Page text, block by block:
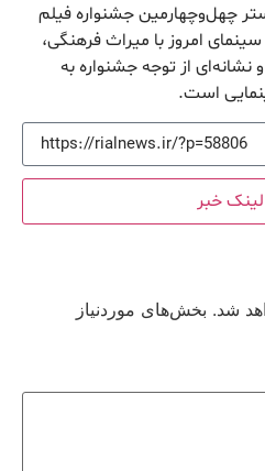
چهل‌وچهارمین جشنواره فیلم
سینمای امروز با میراث فرهنگی،
نشانه‌ای از توجه جشنواره به
است.
خبر
شد. بخش‌های موردنیاز